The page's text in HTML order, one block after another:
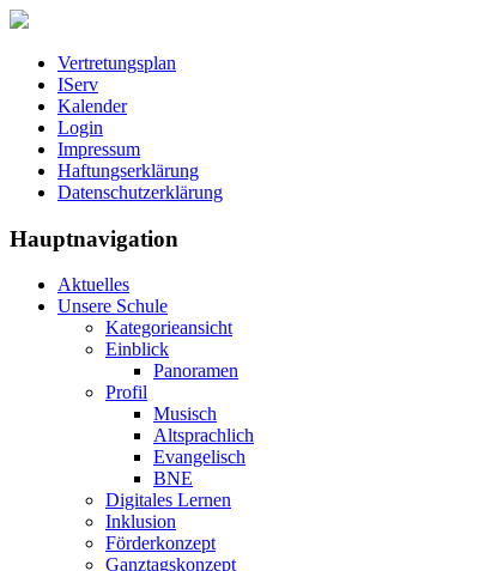
Vertretungsplan
IServ
Kalender
Login
Impressum
Haftungserklärung
Datenschutzerklärung
Hauptnavigation
Aktuelles
Unsere Schule
Kategorieansicht
Einblick
Panoramen
Profil
Musisch
Altsprachlich
Evangelisch
BNE
Digitales Lernen
Inklusion
Förderkonzept
Ganztagskonzept